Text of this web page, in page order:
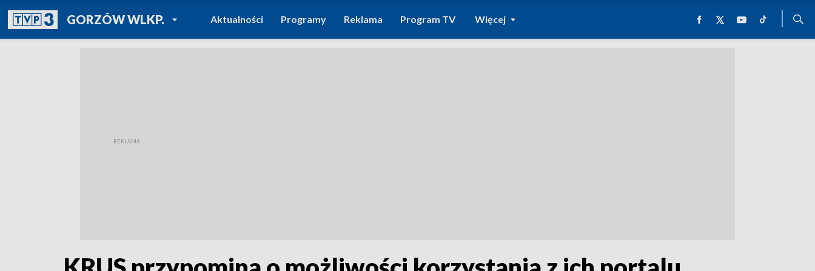
GORZÓW WLKP.POWRÓT DO
TVP REGIONY
Aktualności Programy Reklama Program TV Więcej